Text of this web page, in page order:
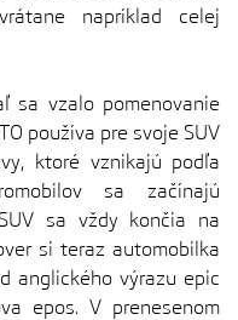
napríklad celej
sa vzalo pomenovanie
používa pre svoje SUV
ktoré vznikajú podľa
sa začínajú
sa vždy končia na
si teraz automobilka
anglického výrazu epic
epos. V prenesenom